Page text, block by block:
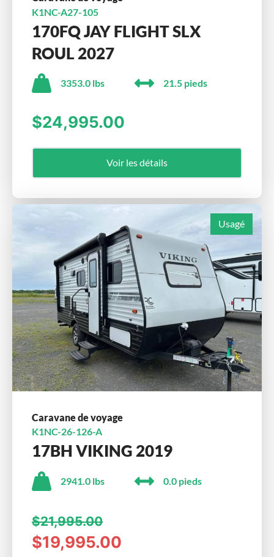
K1NC-A27-105
170FQ JAY FLIGHT SLX
ROUL 2027
3353.0 lbs 21.5 pieds
$24,995.00
Voir les détails
Usagé
Caravane de voyage
K1NC-26-126-A
17BH VIKING 2019
2941.0 lbs 0.0 pieds
$21,995.00
$19,995.00